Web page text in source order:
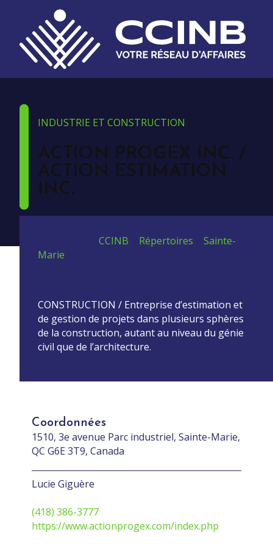
INDUSTRIE ET CONSTRUCTION
ACTION PROGEX INC. /
ACTION ESTIMATION
INC.
CCINB Répertoires
Sainte-
Marie
CONSTRUCTION / Entreprise d’estimation et
de gestion de projets dans plusieurs sphères
de la construction, autant au niveau du génie
civil que de l’architecture.
Coordonnées
1510, 3e avenue Parc industriel, Sainte-Marie,
QC G6E 3T9, Canada
Lucie Giguère
(418) 386-3777
https://www.actionprogex.com/index.php